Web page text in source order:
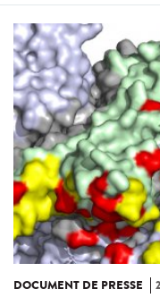
DOCUMENT DE PRESSE